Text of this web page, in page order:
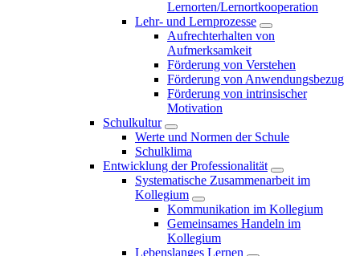
Lernorten/Lernortkooperation
Lehr- und Lernprozesse
Aufrechterhalten von
Aufmerksamkeit
Förderung von Verstehen
Förderung von Anwendungsbezug
Förderung von intrinsischer
Motivation
Schulkultur
Werte und Normen der Schule
Schulklima
Entwicklung der Professionalität
Systematische Zusammenarbeit im
Kollegium
Kommunikation im Kollegium
Gemeinsames Handeln im
Kollegium
Lebenslanges Lernen